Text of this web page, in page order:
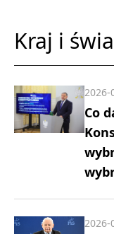
Kraj i
Co
2026-
2026-